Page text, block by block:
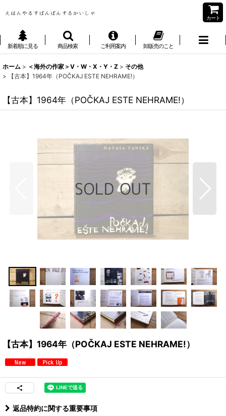
カート
新着順に見る 商品検索 ご利用案内 卸販売のこと
ホーム > ＜海外の作家＞V・W・X・Y・Z > その他
>
【古本】1964年（POČKAJ ESTE NEHRAME!）
【古本】1964年（POČKAJ ESTE NEHRAME!）
【古本】1964年（POČKAJ ESTE NEHRAME!）
返品特約に関する重要事項